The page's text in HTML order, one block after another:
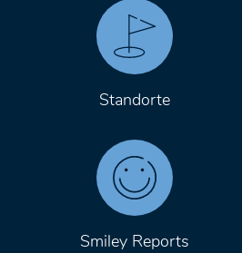
Standorte
Smiley Reports